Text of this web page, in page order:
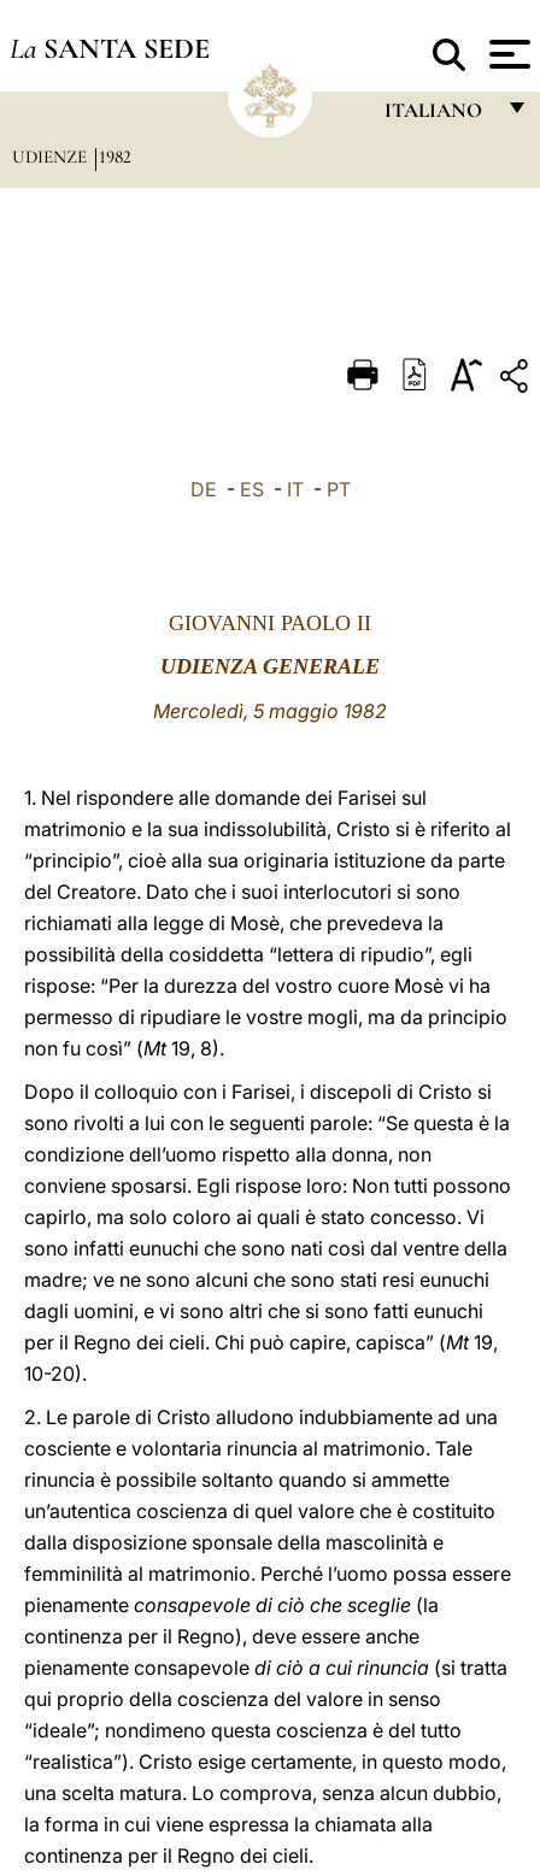
La SANTA SEDE
ITALIANO
DEUTSCH
UDIENZE 1982
DE - ES- IT- PT
GIOVANNI PAOLO II
UDIENZA GENERALE
Mercoledì, 5 maggio 1982
1. Nel rispondere alle domande dei Farisei sul
matrimonio e la sua indissolubilità, Cristo si è riferito al
“principio”, cioè alla sua originaria istituzione da parte
del Creatore. Dato che i suoi interlocutori si sono
richiamati alla legge di Mosè, che prevedeva la
possibilità della cosiddetta “lettera di ripudio”, egli
rispose: “Per la durezza del vostro cuore Mosè vi ha
permesso di ripudiare le vostre mogli, ma da principio
non fu così” (Mt19, 8).
Dopo il colloquio con i Farisei, i discepoli di Cristo si
sono rivolti a lui con le seguenti parole: “Se questa è la
condizione dell’uomo rispetto alla donna, non
conviene sposarsi. Egli rispose loro: Non tutti possono
capirlo, ma solo coloro ai quali è stato concesso. Vi
sono infatti eunuchi che sono nati così dal ventre della
madre; ve ne sono alcuni che sono stati resi eunuchi
dagli uomini, e vi sono altri che si sono fatti eunuchi
per il Regno dei cieli. Chi può capire, capisca” (Mt19,
10-20).
2. Le parole di Cristo alludono indubbiamente ad una
cosciente e volontaria rinuncia al matrimonio. Tale
rinuncia è possibile soltanto quando si ammette
un’autentica coscienza di quel valore che è costituito
dalla disposizione sponsale della mascolinità e
femminilità al matrimonio. Perché l’uomo possa essere
pienamente consapevole di ciò che sceglie (la
continenza per il Regno), deve essere anche
pienamente consapevole di ciò a cui rinuncia (si tratta
qui proprio della coscienza del valore in senso
“ideale”; nondimeno questa coscienza è del tutto
“realistica”). Cristo esige certamente, in questo modo,
una scelta matura. Lo comprova, senza alcun dubbio,
la forma in cui viene espressa la chiamata alla
continenza per il Regno dei cieli.